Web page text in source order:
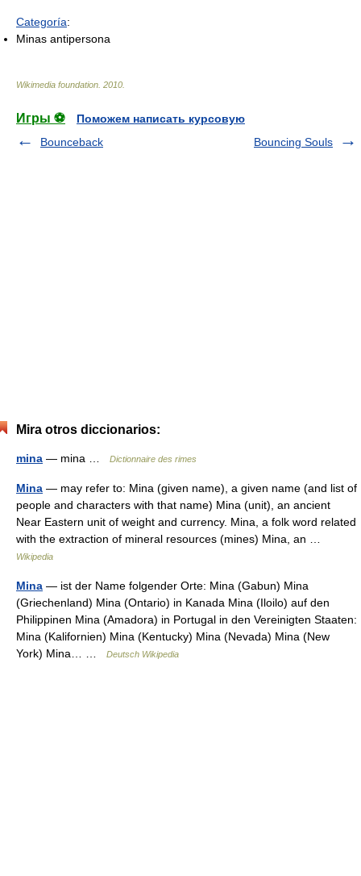
Categoría:
Minas antipersona
Wikimedia foundation 2010
Игры ⚽
Поможем написать курсовую
Bounceback
Bouncing Souls
Mira otros diccionarios:
mina — mina … Dictionnaire des rimes
Mina — may refer to: Mina (given name), a given name (and list of
people and characters with that name) Mina (unit), an ancient
Near Eastern unit of weight and currency. Mina, a folk word related
with the extraction of mineral resources (mines) Mina, an …
Wikipedia
Mina — ist der Name folgender Orte: Mina (Gabun) Mina
(Griechenland) Mina (Ontario) in Kanada Mina (Iloilo) auf den
Philippinen Mina (Amadora) in Portugal in den Vereinigten Staaten:
Mina (Kalifornien) Mina (Kentucky) Mina (Nevada) Mina (New
York) Mina… …
Deutsch Wikipedia